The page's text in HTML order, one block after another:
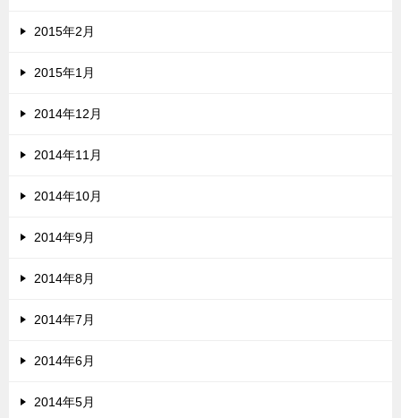
2015年2月
2015年1月
2014年12月
2014年11月
2014年10月
2014年9月
2014年8月
2014年7月
2014年6月
2014年5月